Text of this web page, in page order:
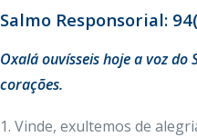
Salmo Responsorial:
Oxalá ouvísseis hoje a voz do
corações.
1. Vinde, exultemos de